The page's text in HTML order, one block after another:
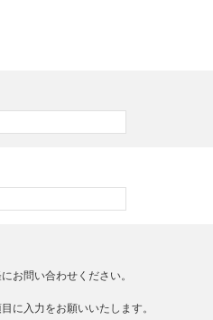
お問い合わせください。
に入力をお願いいたします。